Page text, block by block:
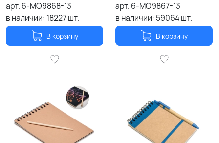
арт. 6-MO9868-13
в наличии: 18227шт.
В корзину
арт. 6-MO9867-13
в наличии: 59064шт.
В корзину